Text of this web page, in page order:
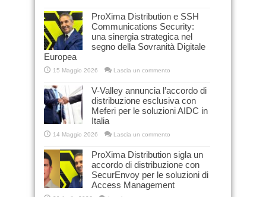
ProXima Distribution e SSH
Communications Security:
una sinergia strategica nel
segno della Sovranità Digitale
Europea
15 Maggio 2026 Lascia un commento
V-Valley annuncia l’accordo di
distribuzione esclusiva con
Meferi per le soluzioni AIDC in
Italia
14 Maggio 2026 Lascia un commento
ProXima Distribution sigla un
accordo di distribuzione con
SecurEnvoy per le soluzioni di
Access Management